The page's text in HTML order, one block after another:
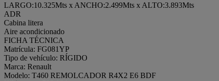
LARGO:10.325Mts x ANCHO:2.499Mts x ALTO:3.893Mts
ADR
Cabina litera
Aire acondicionado
FICHA TÉCNICA
Matrícula: FG081YP
Tipo de vehículo: RÍGIDO
Marca: Renault
Modelo: T460 REMOLCADOR R4X2 E6 BDF